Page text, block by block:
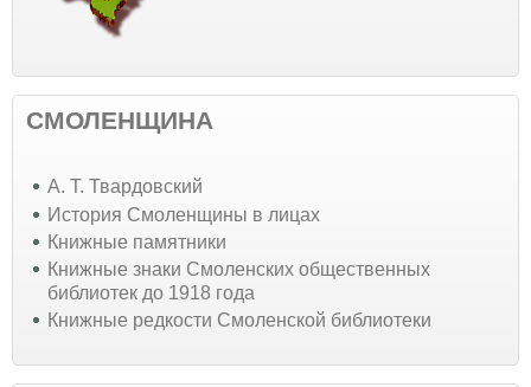
СМОЛЕНЩИНА
А. Т. Твардовский
История Смоленщины в лицах
Книжные памятники
Книжные знаки Смоленских общественных
библиотек до 1918 года
Книжные редкости Смоленской библиотеки